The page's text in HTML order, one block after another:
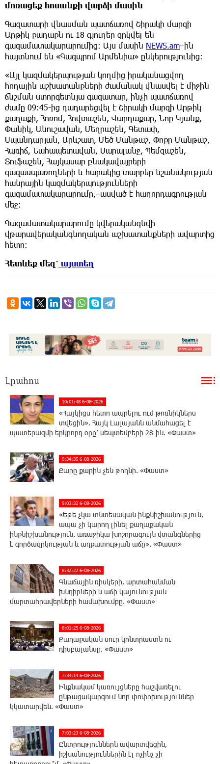
մոռացեք հոսանքի վարձի մասին
Գազատարի վնասման պատճառով Շիրակի մարզի
Արթիկ քաղաքն ու 18 գյուղեր զրկվել են
գազամատակարարումից։ Այս մասին NEWS.am–ին
հայտնում են «Գազպրոմ Արմենիա» ընկերությունից։
«Այլ կազմակերպության կողմից իրականացվող
հողային աշխատանքների ժամանակ վնասվել է միջին
ճնշման ստորգետնյա գազատար, ինչի պատճառով
ժամը 09:45-ից դադարեցվել է Շիրակի մարզի Արթիկ
քաղաքի, Հոռոմ, Հովտաշեն, Վարդաքար, Նոր Կյանք,
Փանիկ, Անուշավան, Մեղրաշեն, Գետափ,
Սպանդարյան, Արևշատ, Մեծ Մանթաշ, Փոքր Մանթաշ,
Հառիճ, Նահապետավան, Սարալանջ, Պեմզաշեն,
Տուֆաշեն, Հայկասար բնակավայրերի
գազասպառողների և հարակից տարբեր նշանակության
հանրային կազմակերպությունների
գազամատակարարումը,–ասված է հաղորդագրության
մեջ։
Գազամատակարարումը կվերականգնվի
վթարավերականգնողական աշխատանքների ավարտից
հետո։
Հետևեք մեզ՝ այստեղ
Լրահոս
10:01:48 6-08-2026
«Հայկիցս հետո ապրելու ուժ թոռնիկներս
տվեցին». Հայկ Լալայանն անմահացել է
պատերազմի երկրորդ օրը՝ սեպտեմբերի 28-ին. «Փաստ»
9:34:35 6-08-2026
Քարը քարին չեն թողնի. «Փաստ»
9:03:32 6-08-2026
«Եթե չկա տնտեսական ինքնիշխանություն,
ապա չի կարող լինել քաղաքական
ինքնիշխանություն. առաջիկա խոշորագույն վտանգներից
է գործազրկության և աղքատության աճը». «Փաստ»
8:32:22 6-08-2026
Գնաճային ռիսկերի, արտահանման
խնդիրների և աճի կայունության
մարտահրավերների համախումբը. «Փաստ»
8:01:25 6-08-2026
Քաղաքական սուր կոնտրաստն ու
դիսբալանսը. «Փաստ»
7:34:14 6-08-2026
Ինքնակամ կառույցները հաշվառելու
ընթացակարգում նոր փոփոխություններ
կկատարվեն. «Փաստ»
7:03:23 6-08-2026
Ընտրություններն ավարտվեցին,
իշխանություններին էլ ոչինչ չի